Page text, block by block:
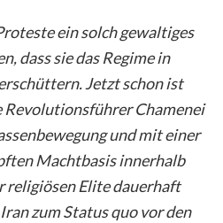
ein solch gewaltiges
dass sie das Regime in
Jetzt schon ist
Revolutionsführer Chamenei
und mit einer
Machtbasis innerhalb
religiösen Elite dauerhaft
zum Status quo vor den